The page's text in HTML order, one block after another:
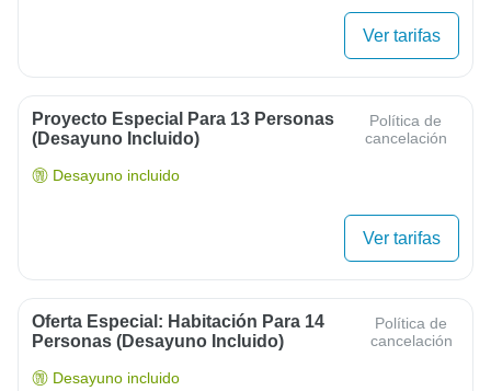
Ver tarifas
Proyecto Especial Para 13 Personas
(desayuno Incluido)
Política de
cancelación
Desayuno incluido
Ver tarifas
Oferta Especial: Habitación Para 14
Personas (desayuno Incluido)
Política de
cancelación
Desayuno incluido